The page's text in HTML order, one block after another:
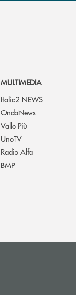
MULTIMEDIA
Italia2 NEWS
OndaNews
Vallo Più
UnoTV
Radio Alfa
BMP